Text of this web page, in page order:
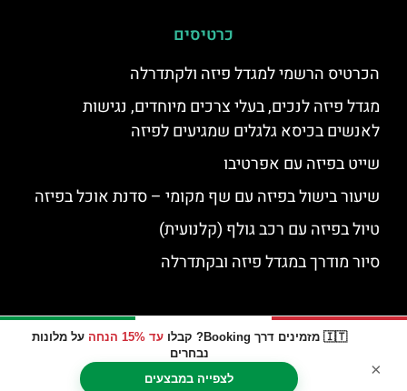
🇮🇹 מזמינים דרך Booking? קבלו עד 15% הנחה
על מלונות
נבחרים
לצפייה במבצעים
×
כרטיסים
הכרטיס הרשמי למגדל פיזה ולקתדרלה
מגדל פיזה לנכים, בעלי צרכים מיוחדים, נגישות
לאנשים בכיסא גלגלים שמגיעים לפיזה
שייט בפיזה עם אפרטיבו
שיעור בישול בפיזה עם שף מקומי – סדנת אוכל בפיזה
טיול בפיזה עם רכב גולף (קלנועית)
סיור מודרך במגדל פיזה ובקתדרלה